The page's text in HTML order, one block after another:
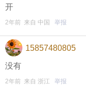
开
2年前 来自 中国 举报
15857480805
没有
2年前 来自 浙江 举报